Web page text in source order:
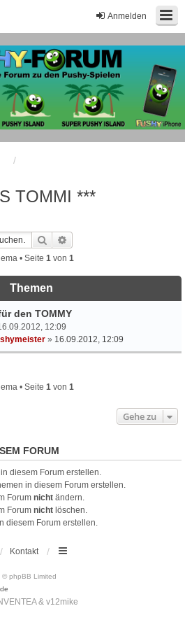
Anmelden
TOMMI ***
Suche
• Seite 1von 1
Themen
den TOMMY
12:09
» 16.09.2012, 12:09
• Seite 1von 1
Gehe zu
FORUM
diesem Forum erstellen.
in diesem Forum erstellen.
Forum nicht ändern.
Forum nicht löschen.
diesem Forum erstellen.
Kontakt
© phpBB Limited
& v12mike